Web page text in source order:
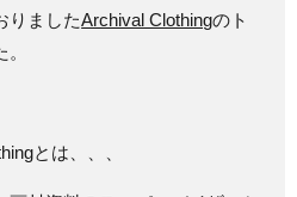
りましたArchival Clothingのト
とは、、、